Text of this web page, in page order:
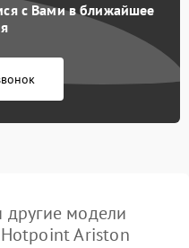
с Вами в ближайшее
модели
Ariston